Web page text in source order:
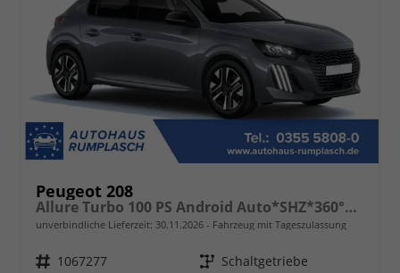
Peugeot 208
Allure Turbo 100 PS Android Auto*SHZ*360°*Totwinkel*PDC v/h*Klimaauto*Tempomat*
unverbindliche Lieferzeit: 30.11.2026 Fahrzeug mit Tageszulassung
Fahrzeugnr. 1067277 Getriebe Schaltgetriebe